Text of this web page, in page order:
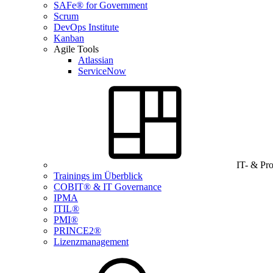
SAFe® for Government
Scrum
DevOps Institute
Kanban
Agile Tools
Atlassian
ServiceNow
IT- &
Trainings im Überblick
COBIT® & IT Governance
IPMA
ITIL®
PMI®
PRINCE2®
Lizenzmanagement